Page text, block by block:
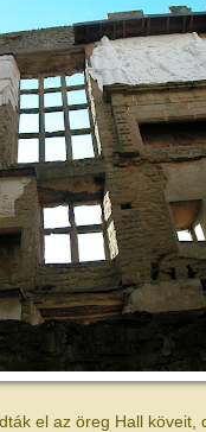
el az öreg Hall köveit,